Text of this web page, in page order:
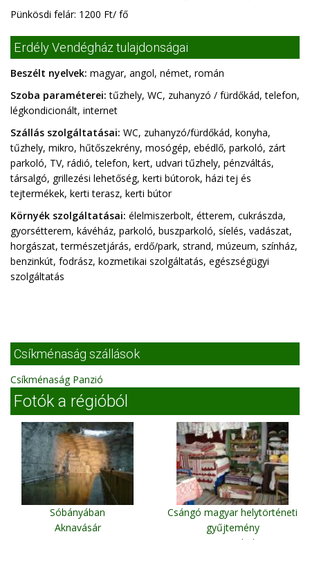
Pünkösdi felár: 1200 Ft/ fő
Erdély Vendégház tulajdonságai
Beszélt nyelvek: magyar, angol, német, román
Szoba paraméterei: tűzhely, WC, zuhanyzó / fürdőkád, telefon,
légkondicionált, internet
Szállás szolgáltatásai: WC, zuhanyzó/fürdőkád, konyha,
tűzhely, mikro, hűtőszekrény, mosógép, ebédlő, parkoló, zárt
parkoló, TV, rádió, telefon, kert, udvari tűzhely, pénzváltás,
társalgó, grillezési lehetőség, kerti bútorok, házi tej és
tejtermékek, kerti terasz, kerti bútor
Környék szolgáltatásai: élelmiszerbolt, étterem, cukrászda,
gyorsétterem, kávéház, parkoló, buszparkoló, síelés, vadászat,
horgászat, természetjárás, erdő/park, strand, múzeum, színház,
benzinkút, fodrász, kozmetikai szolgáltatás, egészségügyi
szolgáltatás
Csíkménaság szállások
Csíkménaság Panzió
Fotók a régióból
Sóbányában
Aknavásár
Csángó magyar helytörténeti
gyűjtemény
Gyimesbük